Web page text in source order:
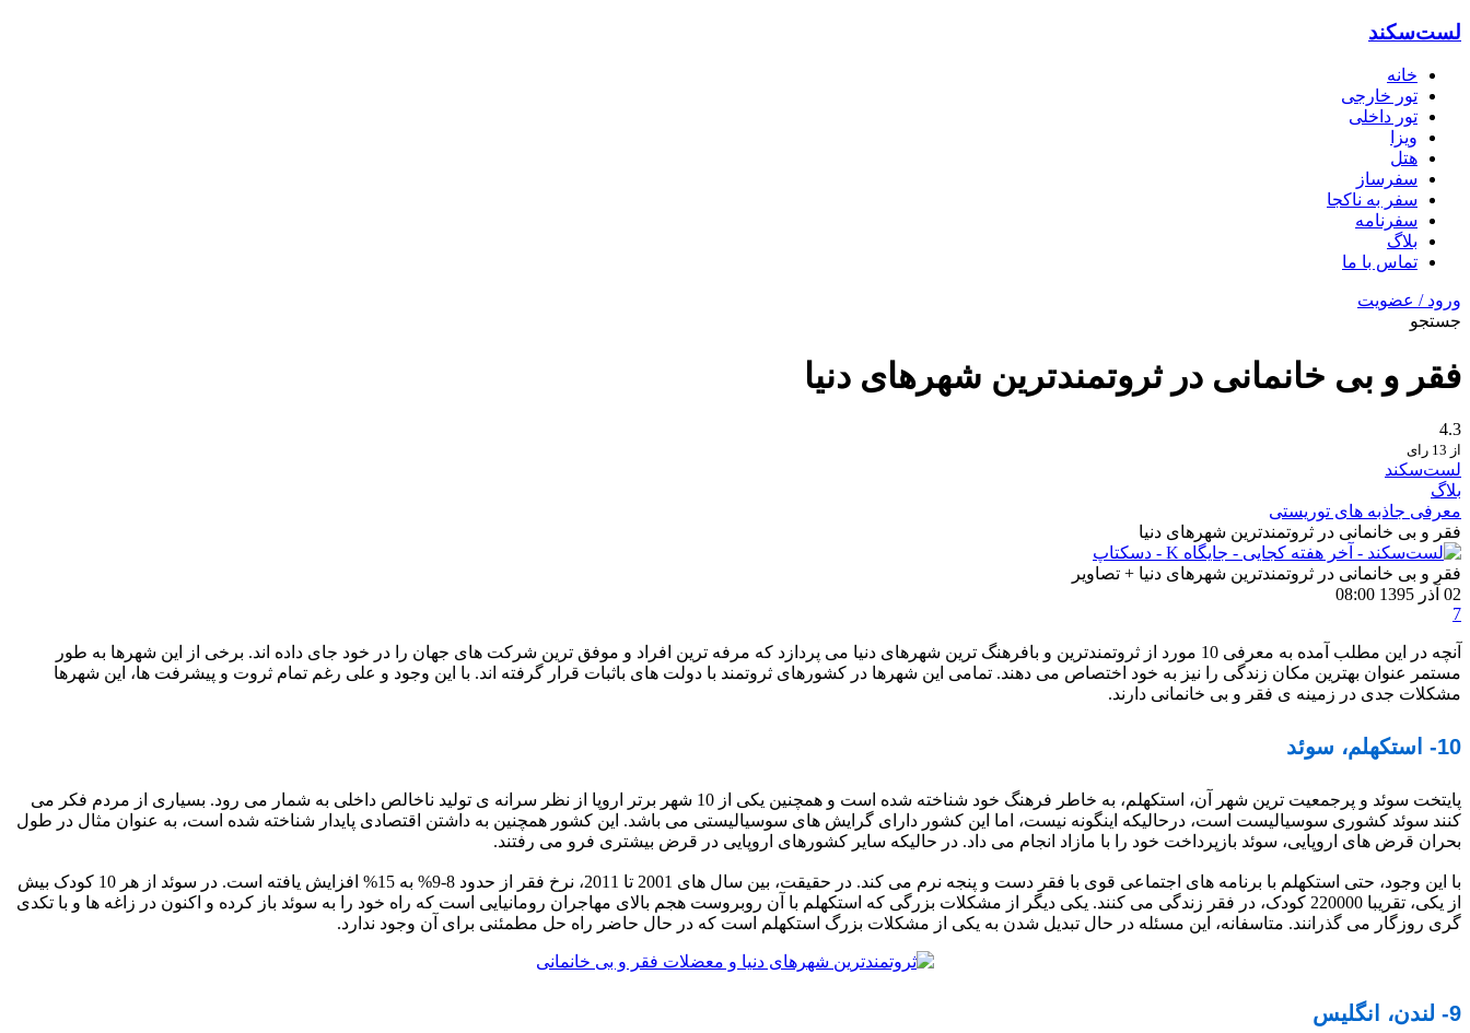
لست‌سکند
خانه
تور خارجی
تور داخلی
ویزا
هتل‌
سفرساز
سفر به ناکجا
سفرنامه
بلاگ
تماس با ما
ورود / عضویت
جستجو
فقر و بی خانمانی در ثروتمندترین شهرهای دنیا
4.3
از 13 رای
لست‌سکند
بلاگ
معرفی جاذبه های توریستی
فقر و بی خانمانی در ثروتمندترین شهرهای دنیا
فقر و بی خانمانی در ثروتمندترین شهرهای دنیا + تصاویر
02 آذر 1395 08:00
7
آنچه در این مطلب آمده به معرفی 10 مورد از ثروتمندترین و بافرهنگ ترین شهرهای دنیا می پردازد که مرفه ترین افراد و موفق ترین شرکت های جهان را در خود جای داده اند. برخی از این شهرها به طور
مستمر عنوان بهترین مکان زندگی را نیز به خود اختصاص می دهند. تمامی این شهرها در کشورهای ثروتمند با دولت های باثبات قرار گرفته اند. با این وجود و علی رغم تمام ثروت و پیشرفت ها، این شهرها
مشکلات جدی در زمینه ی فقر و بی خانمانی دارند.
10- استکهلم، سوئد
پایتخت سوئد و پرجمعیت ترین شهر آن، استکهلم، به خاطر فرهنگ خود شناخته شده است و همچنین یکی از 10 شهر برتر اروپا از نظر سرانه ی تولید ناخالص داخلی به شمار می رود. بسیاری از مردم فکر می
کنند سوئد کشوری سوسیالیست است، درحالیکه اینگونه نیست، اما این کشور دارای گرایش های سوسیالیستی می باشد. این کشور همچنین به داشتن اقتصادی پایدار شناخته شده است، به عنوان مثال در طول
بحران قرض های اروپایی، سوئد بازپرداخت خود را با مازاد انجام می داد. در حالیکه سایر کشورهای اروپایی در قرض بیشتری فرو می رفتند.
با این وجود، حتی استکهلم با برنامه های اجتماعی قوی با فقر دست و پنجه نرم می کند. در حقیقت، بین سال های 2001 تا 2011، نرخ فقر از حدود 8-9% به 15% افزایش یافته است. در سوئد از هر 10 کودک بیش
از یکی، تقریبا 220000 کودک، در فقر زندگی می کنند. یکی دیگر از مشکلات بزرگی که استکهلم با آن روبروست هجم بالای مهاجران رومانیایی است که راه خود را به سوئد باز کرده و اکنون در زاغه ها و با تکدی
گری روزگار می گذرانند. متاسفانه، این مسئله در حال تبدیل شدن به یکی از مشکلات بزرگ استکهلم است که در حال حاضر راه حل مطمئنی برای آن وجود ندارد.
9- لندن، انگلیس